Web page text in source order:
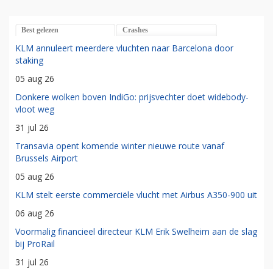
Best gelezen Crashes
KLM annuleert meerdere vluchten naar Barcelona door
staking
05 aug 26
Donkere wolken boven IndiGo: prijsvechter doet widebody-
vloot weg
31 jul 26
Transavia opent komende winter nieuwe route vanaf
Brussels Airport
05 aug 26
KLM stelt eerste commerciële vlucht met Airbus A350-900 uit
06 aug 26
Voormalig financieel directeur KLM Erik Swelheim aan de slag
bij ProRail
31 jul 26